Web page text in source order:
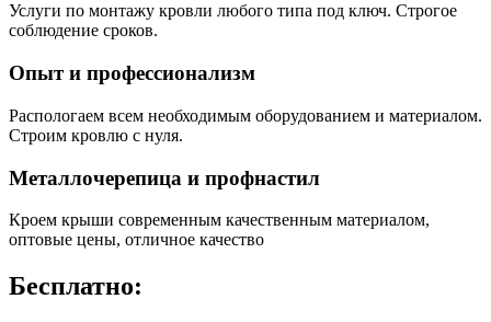
Услуги по монтажу кровли любого типа под ключ. Строгое
соблюдение сроков.
Опыт и профессионализм
Распологаем всем необходимым оборудованием и материалом.
Строим кровлю с нуля.
Металлочерепица и профнастил
Кроем крыши современным качественным материалом,
оптовые цены, отличное качество
Бесплатно: